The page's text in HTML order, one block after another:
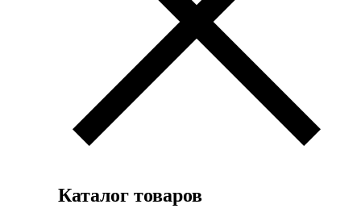
Каталог товаров